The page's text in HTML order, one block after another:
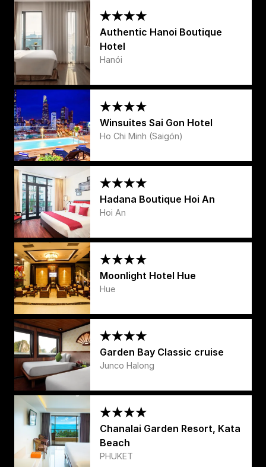
Authentic Hanoi Boutique
Hotel
Hanói
Winsuites Sai Gon Hotel
Ho Chi Minh (Saigón)
Hadana Boutique Hoi An
Hoi An
Moonlight Hotel Hue
Hue
Garden Bay Classic cruise
Junco Halong
Chanalai Garden Resort, Kata
Beach
PHUKET